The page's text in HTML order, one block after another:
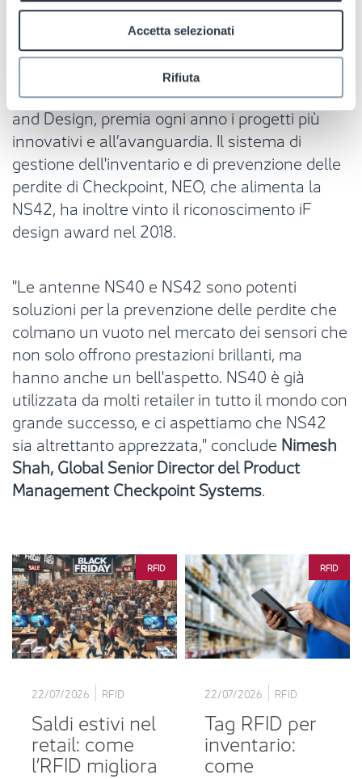
Accetta selezionati
Rifiuta
stata insignita quest’anno delGood Design
Awards 2022per la categoria Retail Fittings. Il
prestigioso riconoscimento, assegnato dal
Chicago Athenaeum Museum of Architecture
and Design, premia ogni anno i progetti più
innovativi e all’avanguardia. Il sistema di
gestione dell'inventario e di prevenzione delle
perdite di Checkpoint, NEO, che alimenta la
NS42, ha inoltre vinto il riconoscimento iF
design award nel 2018.
"Le antenne NS40 e NS42 sono potenti
soluzioni per la prevenzione delle perdite che
colmano un vuoto nel mercato dei sensori che
non solo offrono prestazioni brillanti, ma
hanno anche un bell'aspetto. NS40 è già
utilizzata da molti retailer in tutto il mondo con
grande successo, e ci aspettiamo che NS42
sia altrettanto apprezzata," conclude Nimesh
Shah, Global Senior Director del Product
Management Checkpoint Systems.
RFID
22/07/2026 RFID
Saldi estivi nel
retail: come
l’RFID migliora
RFID
22/07/2026 RFID
Tag RFID per
inventario:
come